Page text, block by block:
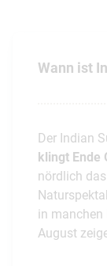
Wann ist
Der Indian
klingt Ende
nördlich
in manchen
August